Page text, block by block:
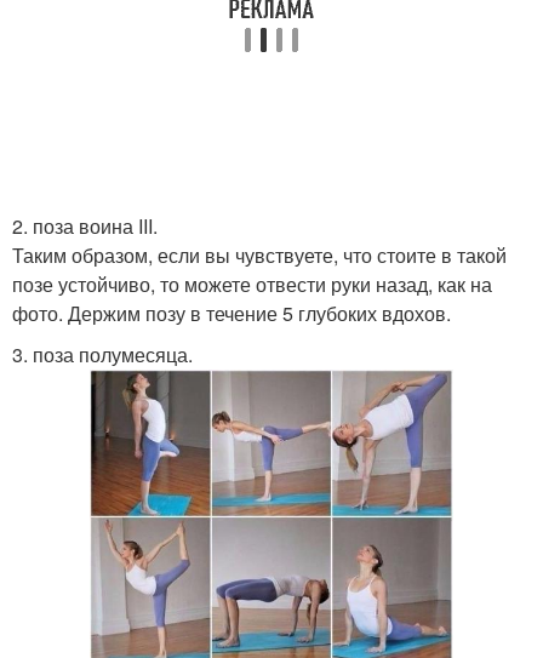
2. поза воина III.
Таким образом, если вы чувствуете, что стоите в такой
позе устойчиво, то можете отвести руки назад, как на
фото. Держим позу в течение 5 глубоких вдохов.
3. поза полумесяца.